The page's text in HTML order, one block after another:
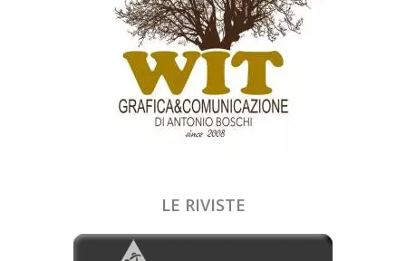
LE RIVISTE